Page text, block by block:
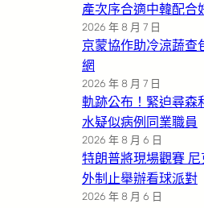
產次序合適中韓配合
2026 年 8 月 7 日
京蒙協作助冷涼蔬查
網
2026 年 8 月 7 日
軌跡公布！緊迫尋森
水疑似病例同業職員
2026 年 8 月 6 日
特朗普將現場觀賽
外制止舉辦看球派對
2026 年 8 月 6 日